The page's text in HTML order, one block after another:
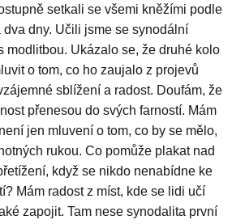
setkali se všemi kněžími podle
dny. Učili jsme se synodální
modlitbou. Ukázalo se, že druhé kolo
o tom, co ho zaujalo z projevů
sblížení a radost. Doufám, že
přenesou do svých farností. Mám
jen mluvení o tom, co by se mělo,
rukou. Co pomůže plakat nad
když se nikdo nenabídne ke
Mám radost z míst, kde se lidi učí
zapojit. Tam nese synodalita první